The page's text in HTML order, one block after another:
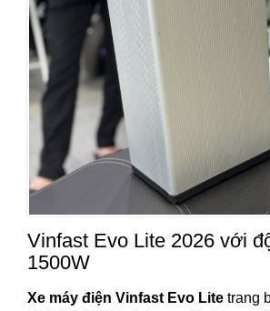
Vinfast Evo Lite 2026 với
1500W
Xe máy điện Vinfast Evo Lite trang